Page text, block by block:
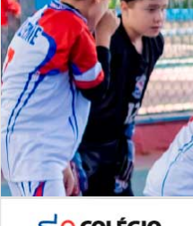
Desafios | Saiba mais
NOSSOCANAL